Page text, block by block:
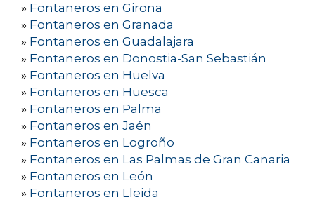
» Fontaneros en Girona
» Fontaneros en Granada
» Fontaneros en Guadalajara
» Fontaneros en Donostia-San Sebastián
» Fontaneros en Huelva
» Fontaneros en Huesca
» Fontaneros en Palma
» Fontaneros en Jaén
» Fontaneros en Logroño
» Fontaneros en Las Palmas de Gran Canaria
» Fontaneros en León
» Fontaneros en Lleida